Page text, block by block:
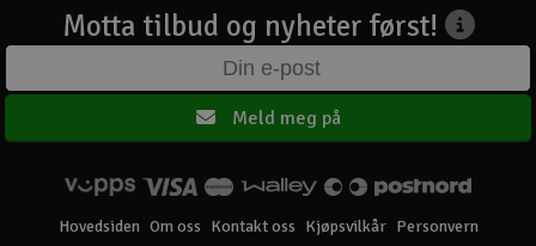
Motta tilbud og nyheter først!
Meld meg på
Hovedsiden Om oss Kontakt oss Kjøpsvilkår Personvern